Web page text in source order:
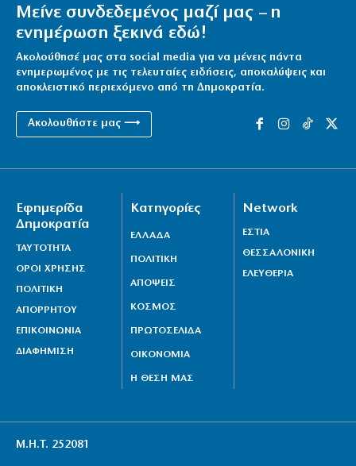
Μείνε συνδεδεμένος μαζί μας – η
ενημέρωση ξεκινά εδώ!
Ακολούθησέ μας στα social media για να μένεις πάντα
ενημερωμένος με τις τελευταίες ειδήσεις, αποκαλύψεις και
αποκλειστικό περιεχόμενο από τη Δημοκρατία.
Ακολουθήστε μας ⟶
Εφημερίδα
Δημοκρατία
ΤΑΥΤΟΤΗΤΑ
ΟΡΟΙ ΧΡΗΣΗΣ
ΠΟΛΙΤΙΚΗ
ΑΠΟΡΡΗΤΟΥ
ΕΠΙΚΟΙΝΩΝΙΑ
ΔΙΑΦΗΜΙΣΗ
Κατηγορίες
ΕΛΛΑΔΑ
ΠΟΛΙΤΙΚΗ
ΑΠΟΨΕΙΣ
ΚΟΣΜΟΣ
ΠΡΩΤΟΣΕΛΙΔΑ
ΟΙΚΟΝΟΜΙΑ
Η ΘΕΣΗ ΜΑΣ
Network
ΕΣΤΙΑ
ΘΕΣΣΑΛΟΝΙΚΗ
ΕΛΕΥΘΕΡΙΑ
Μ.Η.Τ. 252081